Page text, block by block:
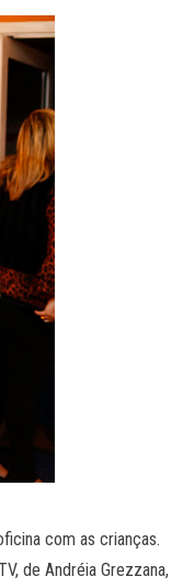
com as crianças.
de Andréia Grezzana,